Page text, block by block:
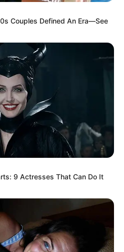
Couples Defined An Era—See
9 Actresses That Can Do It